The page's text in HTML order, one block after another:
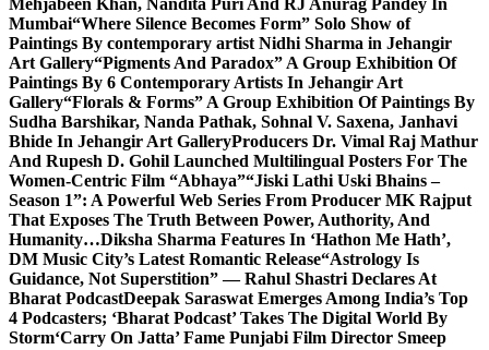
Mehjabeen Khan, Nandita Puri And RJ Anurag Pandey In
Mumbai“Where Silence Becomes Form” Solo Show of
Paintings By contemporary artist Nidhi Sharma in Jehangir
Art Gallery“Pigments And Paradox” A Group Exhibition Of
Paintings By 6 Contemporary Artists In Jehangir Art
Gallery“Florals & Forms” A Group Exhibition Of Paintings By
Sudha Barshikar, Nanda Pathak, Sohnal V. Saxena, Janhavi
Bhide In Jehangir Art GalleryProducers Dr. Vimal Raj Mathur
And Rupesh D. Gohil Launched Multilingual Posters For The
Women-Centric Film “Abhaya”“Jiski Lathi Uski Bhains –
Season 1”: A Powerful Web Series From Producer MK Rajput
That Exposes The Truth Between Power, Authority, And
Humanity…Diksha Sharma Features In ‘Hathon Me Hath’,
DM Music City’s Latest Romantic Release“Astrology Is
Guidance, Not Superstition” — Rahul Shastri Declares At
Bharat PodcastDeepak Saraswat Emerges Among India’s Top
4 Podcasters; ‘Bharat Podcast’ Takes The Digital World By
Storm‘Carry On Jatta’ Fame Punjabi Film Director Smeep